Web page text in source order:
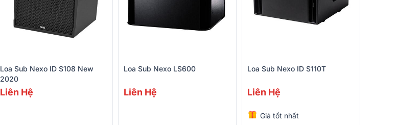
Loa Sub Nexo ID S108 New
2020
Liên Hệ
Loa Sub Nexo LS600
Liên Hệ
Loa Sub Nexo ID S110T
Liên Hệ
Giá tốt nhất